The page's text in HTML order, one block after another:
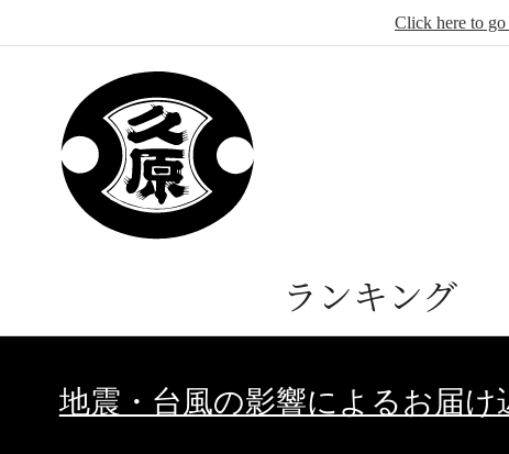
Click here to
ランキング
地震・台風の影響によるお届け